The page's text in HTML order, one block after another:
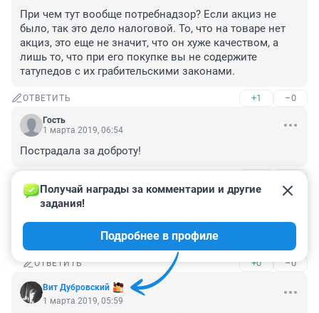
При чем тут вообще потребнадзор? Если акциз не
было, так это дело налоговой. То, что на товаре нет
акциз, это еще не значит, что он хуже качеством, а
лишь то, что при его покупке вы не содержите
татупедов с их грабительскими законами.
ОТВЕТИТЬ +1 –0
Гость
1 марта 2019, 06:54
Пострадала за доброту!
Гость
Главное, что за БЕСКОРЫСТНУЮ доброту.
ОТВЕТИТЬ +0 –0
Вит Дубровский
Получай награды за комментарии и другие
задания!
Подробнее в профиле
1 марта 2019, 05:59